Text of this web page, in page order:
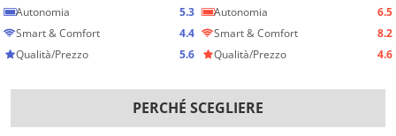
Autonomia
5.3
Smart & Comfort
4.4
Qualità/Prezzo
5.6
Autonomia
6.5
Smart & Comfort
8.2
Qualità/Prezzo
4.6
PERCHÉ SCEGLIERE